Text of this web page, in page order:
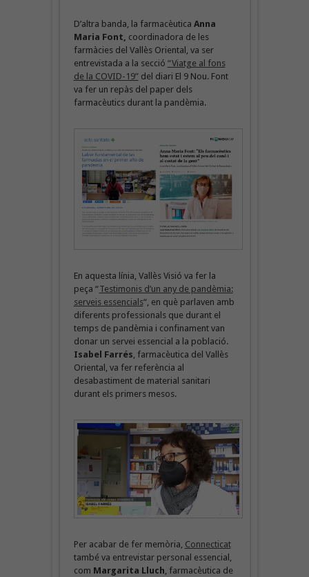
D’altra banda, la farmacèutica Anna
Maria Font, coordinadora de les
farmàcies del Vallès Oriental, va ser
entrevistada a la secció “Viatge al fons
de la COVID-19”del diari El 9 Nou. Font
va fer un repàs del paper dels
farmacèutics durant la pandèmia.
En aquesta línia, Vallès Visió va fer la
peça “Testimonis d’un any de pandèmia:
serveis essencials“, en què parlaven amb
diferents professionals que durant el
temps de pandèmia i confinament van
donar un servei essencial a la població.
Isabel Farrés, farmacèutica del Vallès
Oriental, va fer referència al
desabastiment de material sanitari
durant els primers mesos.
Per acabar de fer memòria, Connecticat
també va entrevistar personal essencial,
com Margarita Lluch, farmacèutica de